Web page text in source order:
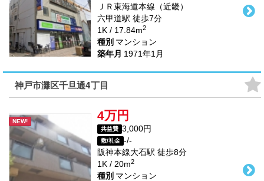
ＪＲ東海道本線（近畿）
六甲道駅 徒歩7分
1K / 17.84m2
種別 マンション
築年月 1971年1月
神戸市灘区千旦通4丁目
NEW! 4万円
共益費 3,000円
敷/礼金 -/-
阪神本線大石駅 徒歩8分
1K / 20m2
種別 マンション